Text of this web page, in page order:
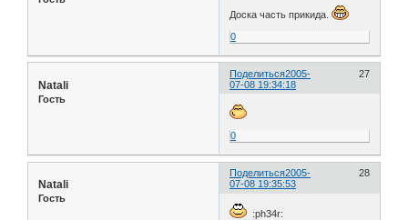
Доска часть прикида.
0
Поделиться 27
2005-
07-08 19:34:18
Natali
Гость
0
Поделиться 28
2005-
07-08 19:35:53
Natali
Гость
:ph34r: